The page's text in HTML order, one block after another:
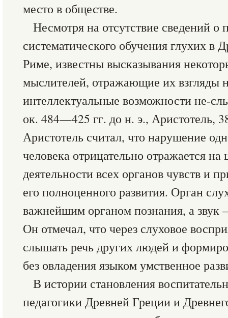
место в обществе.
Несмотря на отсутствие сведений о
систематического обучения глухих в
Риме, известны высказывания
мыслителей, отражающие их взгляды
интеллектуальные возможности не-
ок. 484—425 гг. до н. э., Аристотель,
Аристотель считал, что нарушение
человека отрицательно отражается на
деятельности всех органов чувств и
его полноценного развития. Орган
важнейшим органом познания, а
Он отмечал, что через слуховое
слышать речь других людей и
без овладения языком умственное
В истории становления
педагогики Древней Греции и